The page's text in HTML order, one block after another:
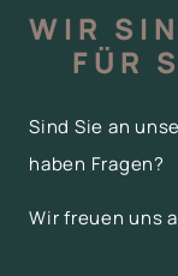
WIR
FÜR
Sind Sie an
haben Fragen?
Wir freuen uns